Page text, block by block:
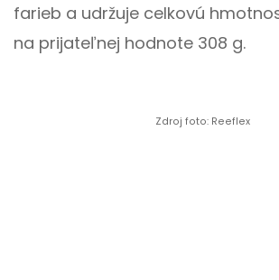
farieb a udržuje celkovú
na prijateľnej hodnote 308 g.
Zdroj foto: Reeflex